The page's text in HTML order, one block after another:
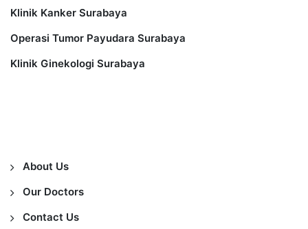
Klinik Kanker Surabaya
Operasi Tumor Payudara Surabaya
Klinik Ginekologi Surabaya
About Us
Our Doctors
Contact Us